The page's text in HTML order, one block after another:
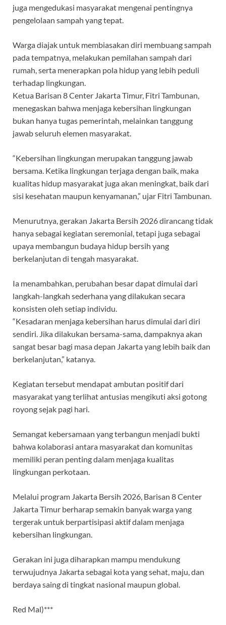
juga mengedukasi masyarakat mengenai pentingnya
pengelolaan sampah yang tepat.
Warga diajak untuk membiasakan diri membuang sampah
pada tempatnya, melakukan pemilahan sampah dari
rumah, serta menerapkan pola hidup yang lebih peduli
terhadap lingkungan.
Ketua Barisan 8 Center Jakarta Timur, Fitri Tambunan,
menegaskan bahwa menjaga kebersihan lingkungan
bukan hanya tugas pemerintah, melainkan tanggung
jawab seluruh elemen masyarakat.
“Kebersihan lingkungan merupakan tanggung jawab
bersama. Ketika lingkungan terjaga dengan baik, maka
kualitas hidup masyarakat juga akan meningkat, baik dari
sisi kesehatan maupun kenyamanan,” ujar Fitri Tambunan.
Menurutnya, gerakan Jakarta Bersih 2026 dirancang tidak
hanya sebagai kegiatan seremonial, tetapi juga sebagai
upaya membangun budaya hidup bersih yang
berkelanjutan di tengah masyarakat.
Ia menambahkan, perubahan besar dapat dimulai dari
langkah-langkah sederhana yang dilakukan secara
konsisten oleh setiap individu.
“Kesadaran menjaga kebersihan harus dimulai dari diri
sendiri. Jika dilakukan bersama-sama, dampaknya akan
sangat besar bagi masa depan Jakarta yang lebih baik dan
berkelanjutan,” katanya.
Kegiatan tersebut mendapat ambutan positif dari
masyarakat yang terlihat antusias mengikuti aksi gotong
royong sejak pagi hari.
Semangat kebersamaan yang terbangun menjadi bukti
bahwa kolaborasi antara masyarakat dan komunitas
memiliki peran penting dalam menjaga kualitas
lingkungan perkotaan.
Melalui program Jakarta Bersih 2026, Barisan 8 Center
Jakarta Timur berharap semakin banyak warga yang
tergerak untuk berpartisipasi aktif dalam menjaga
kebersihan lingkungan.
Gerakan ini juga diharapkan mampu mendukung
terwujudnya Jakarta sebagai kota yang sehat, maju, dan
berdaya saing di tingkat nasional maupun global.
Red Mal)***